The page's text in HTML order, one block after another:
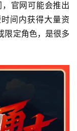
官网可能会推出
间内获得大量资
限定角色，是很多